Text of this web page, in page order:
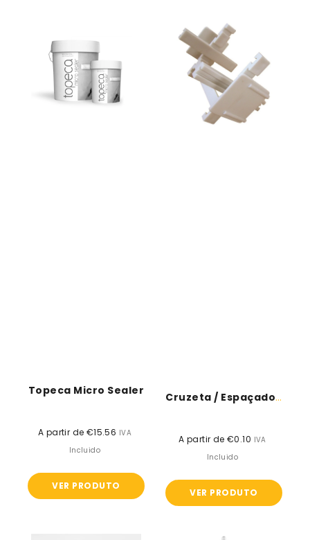
Topeca Micro Sealer
Preço
normal
A partir de €15.56 IVA
Incluido
VER PRODUTO
/
Espaçador
para
Bloco
/Tijolo
de
Cruzeta / Espaçador Para Bloco /Tijolo...
Preço
normal
A partir de €0.10 IVA
Incluido
VER PRODUTO